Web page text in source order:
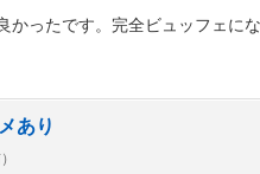
ったです。完全ビュッフェに
あり